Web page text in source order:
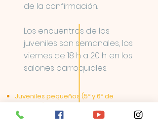
de la confirmación.
​Los encuentros de los
juveniles son semanales, los
viernes de 18 h a 20 h. en los
salones parroquiales.
Juveniles pequeños (5º y 6º de